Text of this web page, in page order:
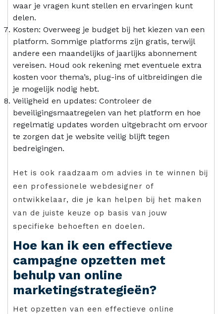
waar je vragen kunt stellen en ervaringen kunt
delen.
Kosten: Overweeg je budget bij het kiezen van een
platform. Sommige platforms zijn gratis, terwijl
andere een maandelijks of jaarlijks abonnement
vereisen. Houd ook rekening met eventuele extra
kosten voor thema’s, plug-ins of uitbreidingen die
je mogelijk nodig hebt.
Veiligheid en updates: Controleer de
beveiligingsmaatregelen van het platform en hoe
regelmatig updates worden uitgebracht om ervoor
te zorgen dat je website veilig blijft tegen
bedreigingen.
Het is ook raadzaam om advies in te winnen bij
een professionele webdesigner of
ontwikkelaar, die je kan helpen bij het maken
van de juiste keuze op basis van jouw
specifieke behoeften en doelen.
Hoe kan ik een effectieve
campagne opzetten met
behulp van online
marketingstrategieën?
Het opzetten van een effectieve online